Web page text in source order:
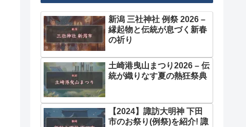
新潟 三社神社 例祭 2026 –
縁起物と伝統が息づく新春
の祈り
土崎港曳山まつり2026 – 伝
統が織りなす夏の熱狂祭典
【2024】諏訪大明神 下田
市のお祭り(例祭)を紹介! 諏